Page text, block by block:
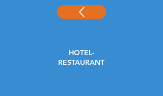
HOTEL-
RESTAURANT